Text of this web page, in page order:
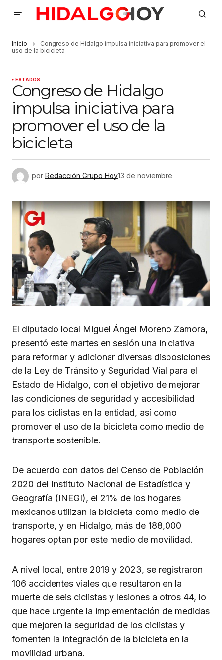
Inicio
Congreso de Hidalgo impulsa iniciativa para promover el
uso de la bicicleta
ESTADOS
Congreso de Hidalgo
impulsa iniciativa para
promover el uso de la
bicicleta
por Redacción Grupo Hoy13 de noviembre
El diputado local Miguel Ángel Moreno Zamora,
presentó este martes en sesión una iniciativa
para reformar y adicionar diversas disposiciones
de la Ley de Tránsito y Seguridad Vial para el
Estado de Hidalgo, con el objetivo de mejorar
las condiciones de seguridad y accesibilidad
para los ciclistas en la entidad, así como
promover el uso de la bicicleta como medio de
transporte sostenible.
De acuerdo con datos del Censo de Población
2020 del Instituto Nacional de Estadística y
Geografía (INEGI), el 21% de los hogares
mexicanos utilizan la bicicleta como medio de
transporte, y en Hidalgo, más de 188,000
hogares optan por este medio de movilidad.
A nivel local, entre 2019 y 2023, se registraron
106 accidentes viales que resultaron en la
muerte de seis ciclistas y lesiones a otros 44, lo
que hace urgente la implementación de medidas
que mejoren la seguridad de los ciclistas y
fomenten la integración de la bicicleta en la
movilidad urbana.